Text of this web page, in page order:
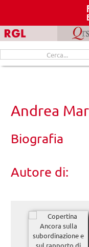
content
Cerca
per:
Andrea
Biografia
Autore di: